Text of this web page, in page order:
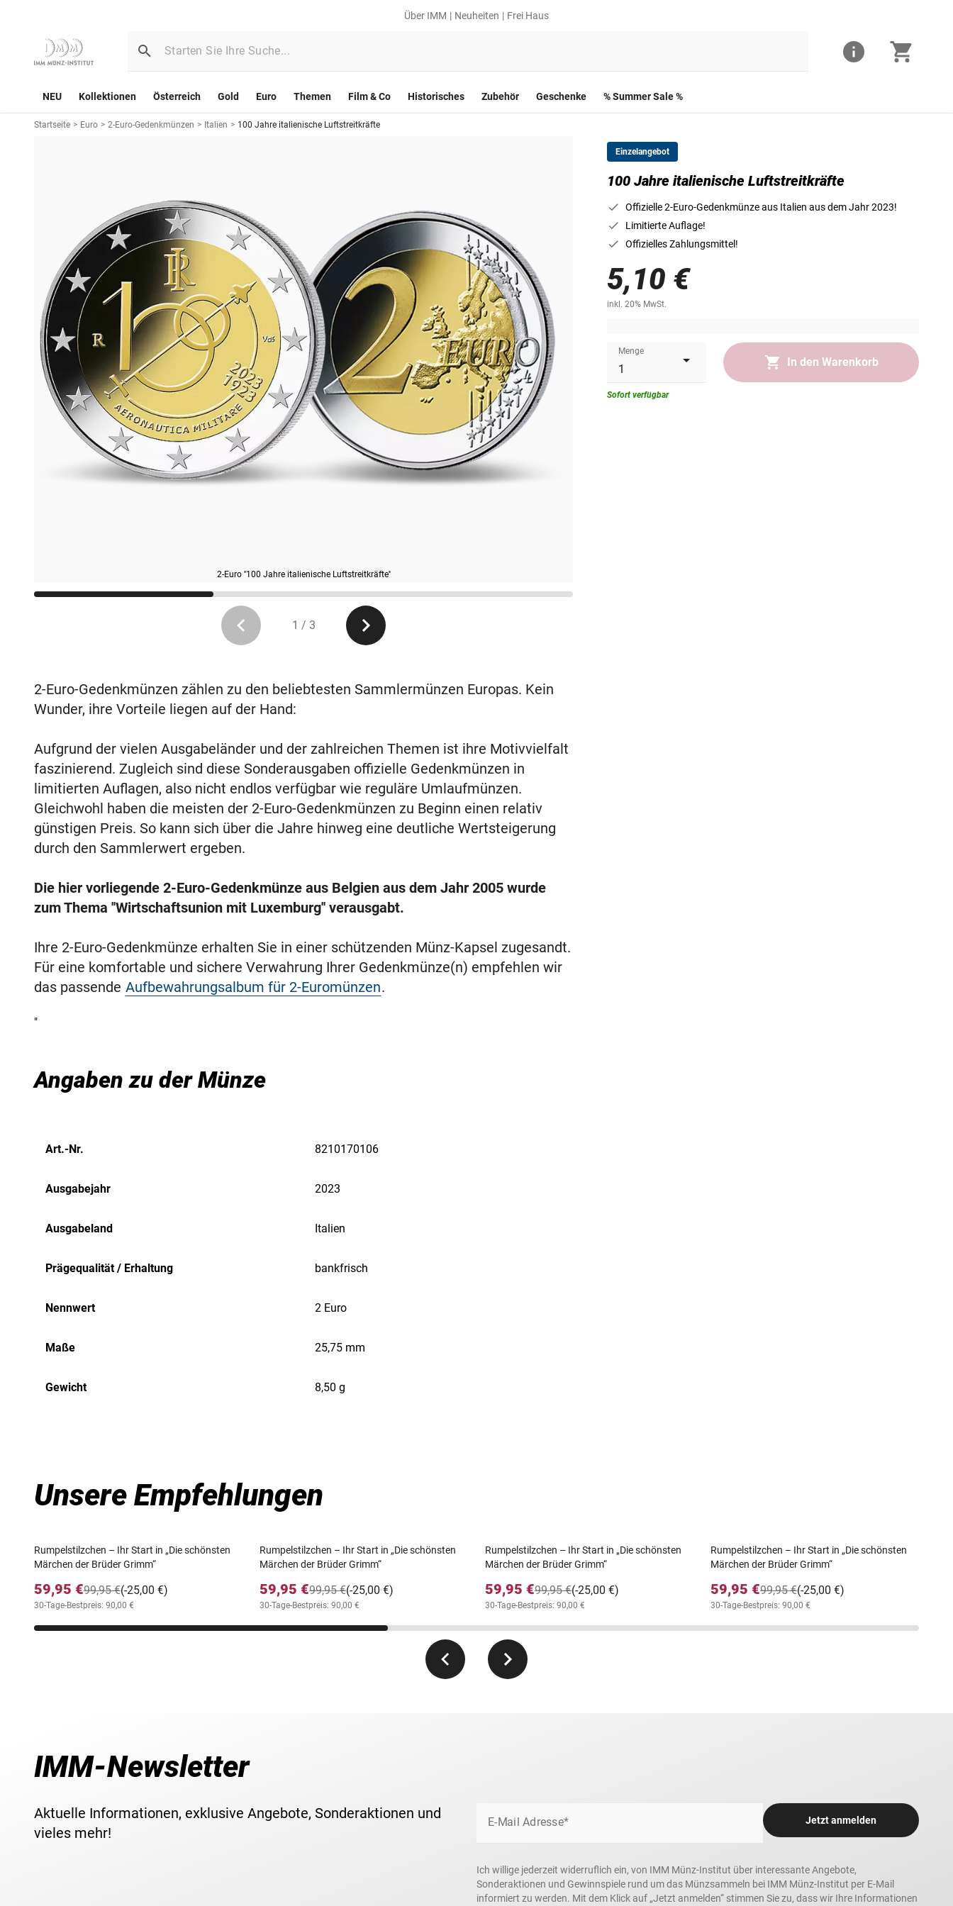
Über IMM Neuheiten Frei Haus
NEU Kollektionen Österreich Gold Euro Themen Film & Co Historisches Zubehör Geschenke % Summer Sale %
Startseite > Euro > 2-Euro-Gedenkmünzen > Italien > 100 Jahre italienische Luftstreitkräfte
2-Euro ''100 Jahre italienische Luftstreitkräfte''
1 / 3
Einzelangebot
100 Jahre italienische Luftstreitkräfte
Offizielle 2-Euro-Gedenkmünze aus Italien aus dem Jahr 2023!
Limitierte Auflage!
Offizielles Zahlungsmittel!
5,10 €
inkl. 20% MwSt.
Menge
In den Warenkorb
Sofort verfügbar
2-Euro-Gedenkmünzen zählen zu den beliebtesten Sammlermünzen Europas. Kein
Wunder, ihre Vorteile liegen auf der Hand:
Aufgrund der vielen Ausgabeländer und der zahlreichen Themen ist ihre Motivvielfalt
faszinierend. Zugleich sind diese Sonderausgaben offizielle Gedenkmünzen in
limitierten Auflagen, also nicht endlos verfügbar wie reguläre Umlaufmünzen.
Gleichwohl haben die meisten der 2-Euro-Gedenkmünzen zu Beginn einen relativ
günstigen Preis. So kann sich über die Jahre hinweg eine deutliche Wertsteigerung
durch den Sammlerwert ergeben.
Die hier vorliegende 2-Euro-Gedenkmünze aus Belgien aus dem Jahr 2005 wurde
zum Thema ''Wirtschaftsunion mit Luxemburg'' verausgabt.
Ihre 2-Euro-Gedenkmünze erhalten Sie in einer schützenden Münz-Kapsel zugesandt.
Für eine komfortable und sichere Verwahrung Ihrer Gedenkmünze(n) empfehlen wir
das passende Aufbewahrungsalbum für 2-Euromünzen.
"
Angaben zu der Münze
Art.-Nr. 8210170106
Ausgabejahr 2023
Ausgabeland Italien
Prägequalität / Erhaltung bankfrisch
Nennwert 2 Euro
Maße 25,75 mm
Gewicht 8,50 g
Unsere Empfehlungen
Rumpelstilzchen – Ihr Start in „Die schönsten
Märchen der Brüder Grimm“
59,95 € (-25,00 €)
99,95 €
30-Tage-Bestpreis: 90,00 €
Rumpelstilzchen – Ihr Start in „Die schönsten
Märchen der Brüder Grimm“
59,95 € (-25,00 €)
99,95 €
30-Tage-Bestpreis: 90,00 €
Rumpelstilzchen – Ihr Start in „Die schönsten
Märchen der Brüder Grimm“
59,95 € (-25,00 €)
99,95 €
30-Tage-Bestpreis: 90,00 €
Rumpelstilzchen – Ihr Start in „Die schönsten
Märchen der Brüder Grimm“
59,95 € (-25,00 €)
99,95 €
30-Tage-Bestpreis: 90,00 €
IMM-Newsletter
Aktuelle Informationen, exklusive Angebote, Sonderaktionen und
vieles mehr!
E-Mail Adresse* Jetzt anmelden
Ich willige jederzeit widerruflich ein, von IMM Münz-Institut über interessante Angebote,
Sonderaktionen und Gewinnspiele rund um das Münzsammeln bei IMM Münz-Institut per E-Mail
informiert zu werden. Mit dem Klick auf „Jetzt anmelden“ stimmen Sie zu, dass wir Ihre Informationen